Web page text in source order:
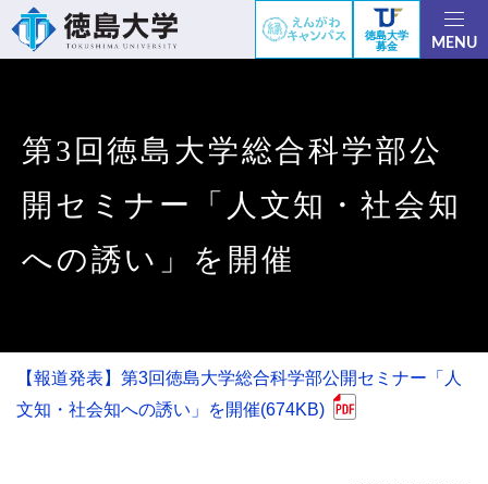
徳島大学
募金
MENU
第3回徳島大学総合科学部公
開セミナー「人文知・社会知
への誘い」を開催
【報道発表】第3回徳島大学総合科学部公開セミナー「人
文知・社会知への誘い」を開催(674KB)